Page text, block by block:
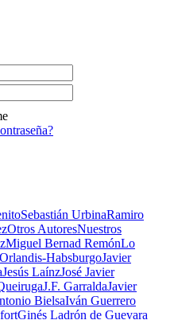
Sebastián UrbinaRamiro
Otros AutoresNuestros
Miguel Bernad RemónLo
HabsburgoJavier
Jesús LaínzJosé Javier
J.F. GarraldaJavier
BielsaIván Guerrero
Ginés Ladrón de Guevara